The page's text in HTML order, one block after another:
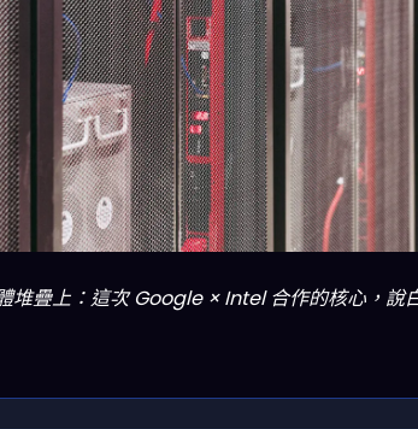
堆疊上：這次 Google × Intel 合作的核心，說